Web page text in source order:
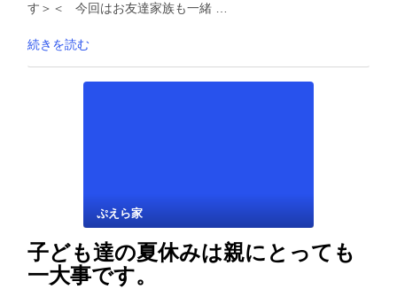
す＞＜ 今回はお友達家族も一緒 …
続きを読む
ぷえら家
子ども達の夏休みは親にとっても
一大事です。